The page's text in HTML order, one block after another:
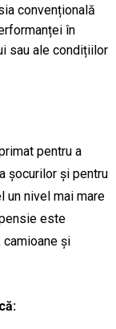
convențională
în
sau ale condițiilor
pentru a
șocurilor și pentru
un nivel mai mare
este
camioane și